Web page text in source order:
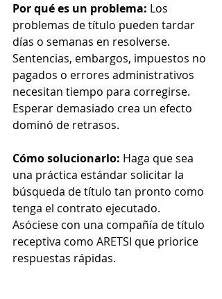
Por qué es un problema: Los
problemas de título pueden tardar
días o semanas en resolverse.
Sentencias, embargos, impuestos no
pagados o errores administrativos
necesitan tiempo para corregirse.
Esperar demasiado crea un efecto
dominó de retrasos.
Cómo solucionarlo: Haga que sea
una práctica estándar solicitar la
búsqueda de título tan pronto como
tenga el contrato ejecutado.
Asóciese con una compañía de título
receptiva como ARETSI que priorice
respuestas rápidas.